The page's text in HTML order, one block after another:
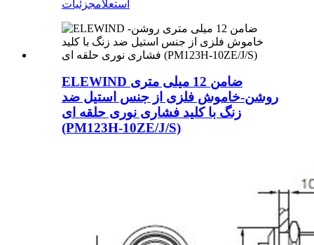
استعلامجزئیات
ELEWIND ضامن 12 میلی متری
روشن-خاموش فلزی از جنس استیل ضد
زنگ با کلید فشاری نوری حلقه ای
(PM123H-10ZE/J/S)